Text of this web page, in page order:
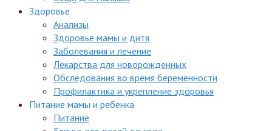
Здоровье
Анализы
Здоровье мамы и дитя
Заболевания и лечение
Лекарства для новорожденных
Обследования во время беременности
Профилактика и укрепление здоровья
Питание мамы и ребенка
Питание